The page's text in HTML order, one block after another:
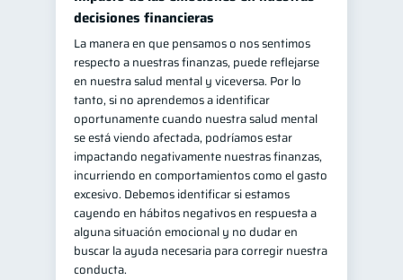
decisiones financieras
La manera en que pensamos o nos sentimos
respecto a nuestras finanzas, puede reflejarse
en nuestra salud mental y viceversa. Por lo
tanto, si no aprendemos a identificar
oportunamente cuando nuestra salud mental
se está viendo afectada, podríamos estar
impactando negativamente nuestras finanzas,
incurriendo en comportamientos como el gasto
excesivo. Debemos identificar si estamos
cayendo en hábitos negativos en respuesta a
alguna situación emocional y no dudar en
buscar la ayuda necesaria para corregir nuestra
conducta.